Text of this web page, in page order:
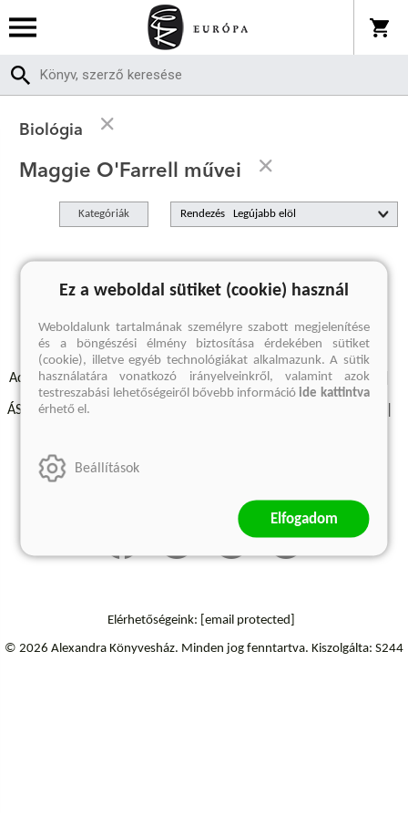
Biológia
Maggie O'Farrell művei
Kategóriák Rendezés
A keresett kifejezésre nincs találat
Adatvédelmi szabályzatok Elállási felmondási nyilatkozat
ÁSZF - Vásárlási feltételek
Szállítási információk
Elérhetőségeink: [email protected]
© 2026 Alexandra Könyvesház. Minden jog fenntartva. Kiszolgálta: S244
Ez a weboldal sütiket (cookie) használ
Weboldalunk tartalmának személyre szabott megjelenítése
és a böngészési élmény biztosítása érdekében sütiket
(cookie), illetve egyéb technológiákat alkalmazunk. A sütik
használatára vonatkozó irányelveinkről, valamint azok
testreszabási lehetőségeiről bővebb információide kattintva
érhető el.
Beállítások
Elfogadom